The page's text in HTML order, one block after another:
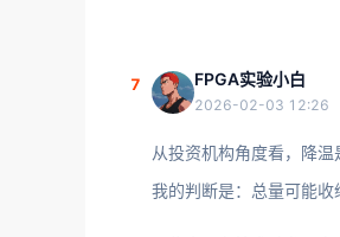
7 FPGA实验小白
2026-02-03 12:26
从投资机构角度看，降
我的判断是：总量可能收